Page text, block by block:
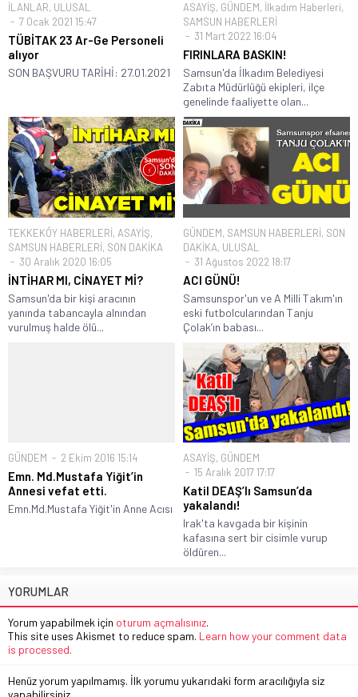
İLANLAR, ULUSAL
7 Ocak 2021 15:47
TÜBİTAK 23 Ar-Ge Personeli
alıyor
SON BAŞVURU TARİHİ: 27.01.2021
ASAYİŞ, GÜNDEM, İlkadım Haberleri,
SAMSUN HABERLERİ
31 Mart 2022 16:04
FIRINLARA BASKIN!
Samsun'da İlkadım Belediyesi
Zabıta Müdürlüğü ekipleri, ilçe
genelinde faaliyette olan...
TEKKEKÖY HABERLERİ, ASAYİŞ,
SAMSUN HABERLERİ, SON DAKİKA
30 Aralık 2020 16:05
İNTİHAR MI, CİNAYET Mİ?
Samsun'da bir kişi aracının
yanında tabancayla alnından
vurulmuş halde ölü...
GÜNDEM, SAMSUN HABERLERİ, SON
DAKİKA, ULUSAL
31 Ağustos 2022 18:17
ACI GÜNÜ!
Samsunspor'un ve A Milli Takım'ın
eski futbolcularından Tanju
Çolak’ın babası...
GÜNDEM 2 Ekim 2016 15:14
Emn. Md.Mustafa Yiğit’in
Annesi vefat etti.
Emn.Md.Mustafa Yiğit'in Anne Acısı
ASAYİŞ, GÜNDEM
15 Aralık 2017 17:17
Katil DEAŞ’lı Samsun’da
yakalandı!
Irak'ta kavgada bir kişinin
kafasına sert bir cisimle vurup
öldüren...
YORUMLAR
Yorum yapabilmek için oturum açmalısınız.
This site uses Akismet to reduce spam. Learn how your comment data
is processed.
Henüz yorum yapılmamış. İlk yorumu yukarıdaki form aracılığıyla siz